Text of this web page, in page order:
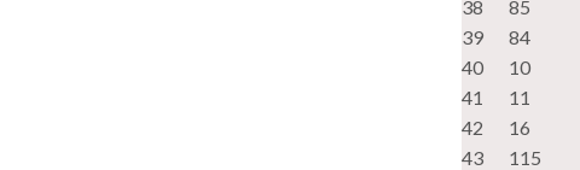
38
85
39
84
40
10
41
11
42
16
43
115